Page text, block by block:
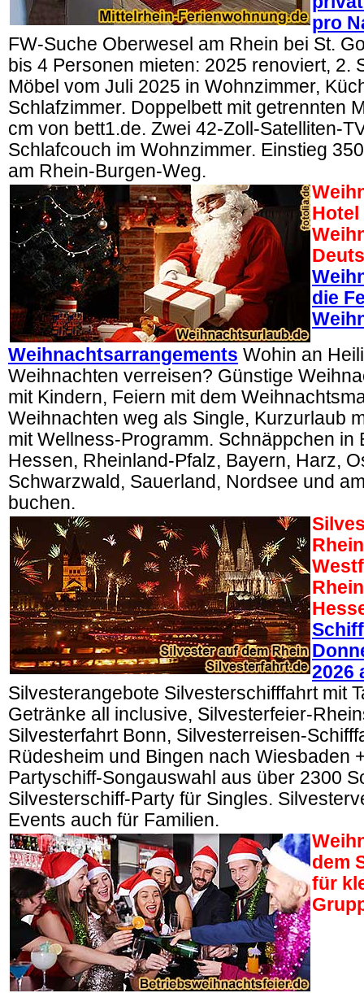
pro
FW-Suche Oberwesel am Rhein bei St.
bis 4 Personen mieten: 2025 renoviert, 2.
Möbel vom Juli 2025 in Wohnzimmer,
Schlafzimmer. Doppelbett mit getrennten
cm von bett1.de. Zwei 42-Zoll-Satelliten-
Schlafcouch im Wohnzimmer. Einstieg
am Rhein-Burgen-Weg.
Hotel
die
Weihnachtsarrangements Wohin an
Weihnachten verreisen? Günstige
mit Kindern, Feiern mit dem
Weihnachten weg als Single, Kurzurlaub
mit Wellness-Programm. Schnäppchen in
Hessen, Rheinland-Pfalz, Bayern, Harz,
Schwarzwald, Sauerland, Nordsee und
buchen.
2026
Silvesterangebote Silvesterschifffahrt mit
Getränke all inclusive, Silvesterfeier-
Silvesterfahrt Bonn, Silvesterreisen-
Rüdesheim und Bingen nach Wiesbaden
Partyschiff-Songauswahl aus über 2300
Silvesterschiff-Party für Singles.
Events auch für Familien.
dem
für